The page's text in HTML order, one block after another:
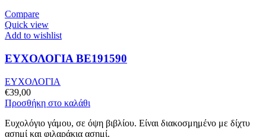
Compare
Quick view
Add to wishlist
ΕΥΧΟΛΟΓΙΑ BE191590
ΕΥΧΟΛΟΓΙΑ
€39,00
Προσθήκη στο καλάθι
Ευχολόγιο γάμου, σε όψη βιβλίου. Είναι διακοσμημένο με δίχτυ
ασημί και φιλαράκια ασημί.